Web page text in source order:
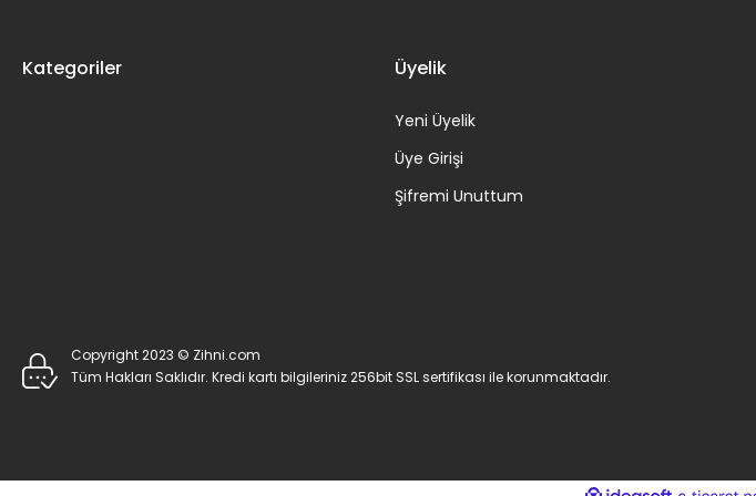
Kategoriler Üyelik
Yeni Üyelik
Üye Girişi
Şifremi Unuttum
Copyright 2023 © Zihni.com
Tüm Hakları Saklıdır. Kredi kartı bilgileriniz 256bit SSL sertifikası ile korunmaktadır.